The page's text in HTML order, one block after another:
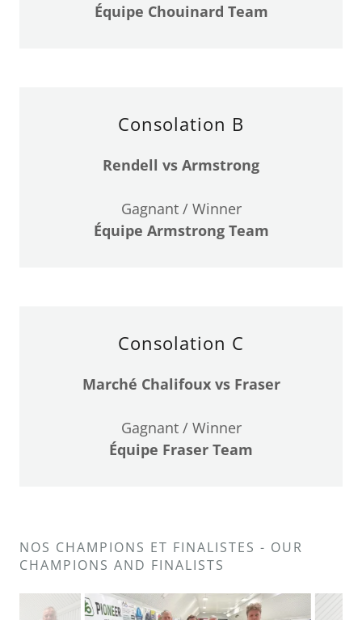
Équipe Chouinard Team
Consolation B
Rendell vs Armstrong
Gagnant / Winner
Équipe Armstrong Team
Consolation C
Marché Chalifoux vs Fraser
Gagnant / Winner
Équipe Fraser Team
NOS CHAMPIONS ET FINALISTES - OUR
CHAMPIONS AND FINALISTS